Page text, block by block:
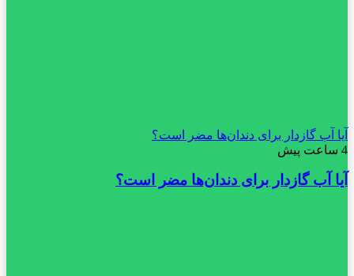
آیا آب گازدار برای دندان‌ها مضر است؟
4 ساعت پیش
آیا آب گازدار برای دندان‌ها مضر است؟